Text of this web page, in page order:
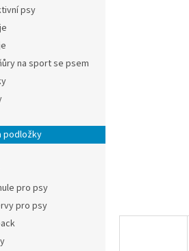
psy
na sport se psem
podložky
pro psy
pro psy